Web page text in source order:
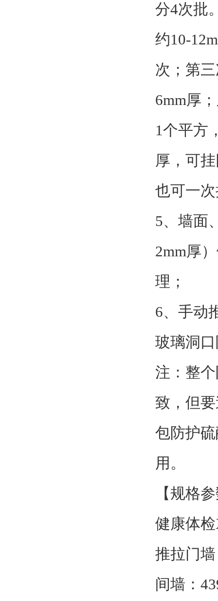
分4次批
约10-
次；第
6mm厚
1个平方
厚，可
也可一
5、墙面
2mm厚
理；
6、手动
玻璃洞
注：整
致，但
包防护
用。
【规格
健康体
推拉门
间墙：